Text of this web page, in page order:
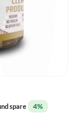
spare 4%